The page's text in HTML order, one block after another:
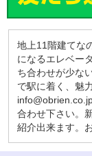
地上11階建てな
になるエレベー
ち合わせが少な
で駅に着く、魅
合わせ下さい。
紹介出来ます。